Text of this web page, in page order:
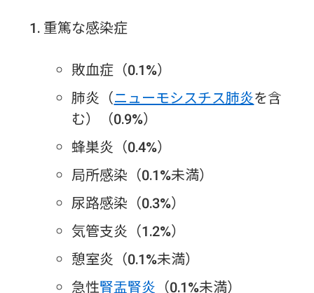
重篤な感染症
敗血症（0.1%）
肺炎（ニューモシスチス肺炎を含
む）（0.9%）
蜂巣炎（0.4%）
局所感染（0.1%未満）
尿路感染（0.3%）
気管支炎（1.2%）
憩室炎（0.1%未満）
急性腎盂腎炎 （0.1%未満）